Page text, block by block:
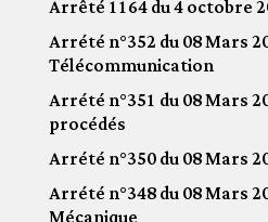
Arrêté 1164 du 4 octobre
Arrété n°352 du 08 Mars
Télécommunication
Arrété n°351 du 08 Mars
procédés
Arrété n°350 du 08 Mars
Arrété n°348 du 08 Mars